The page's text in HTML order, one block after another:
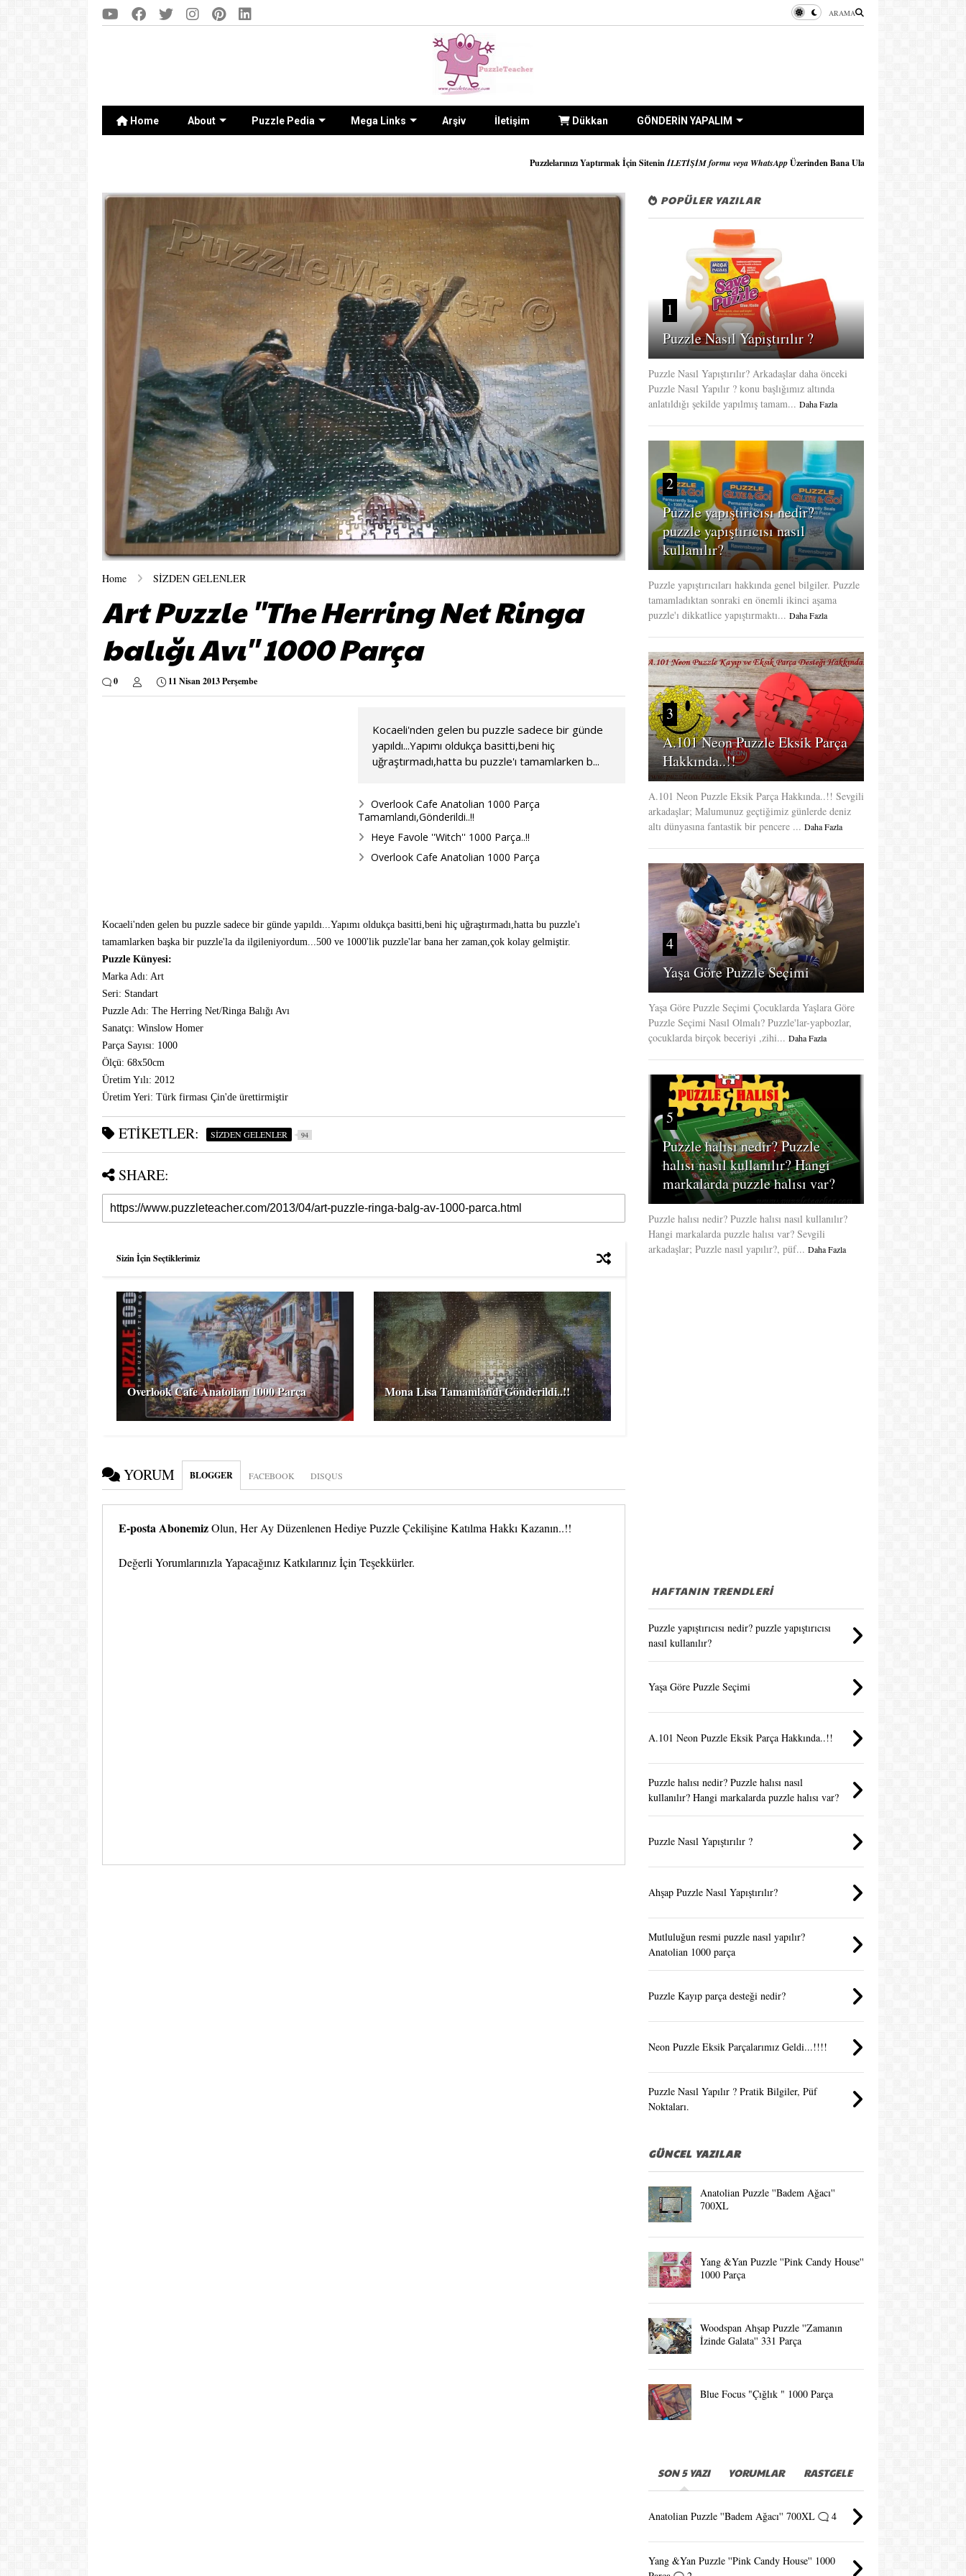
ARAMA
Home About Puzzle Pedia Mega Links Arşiv İletişim Dükkan GÖNDERİN YAPALIM
Puzzlelarınızı Yaptırmak İçin SiteninİLETİŞİM formu veya WhatsAppÜzerinden Bana Ulaşabilirsiniz..!!
Home SİZDEN GELENLER
Art Puzzle ''The Herring Net Ringa
balığı Avı'' 1000 Parça
0 11 Nisan 2013 Perşembe
Kocaeli'nden gelen bu puzzle sadece bir günde
yapıldı...Yapımı oldukça basitti,beni hiç
uğraştırmadı,hatta bu puzzle'ı tamamlarken b...
Overlook Cafe Anatolian 1000 Parça
Tamamlandı,Gönderildi..!!
Heye Favole ''Witch'' 1000 Parça..!!
Overlook Cafe Anatolian 1000 Parça
Kocaeli'nden gelen bu puzzle sadece bir günde yapıldı...Yapımı oldukça basitti,beni hiç uğraştırmadı,hatta bu puzzle'ı
tamamlarken başka bir puzzle'la da ilgileniyordum...500 ve 1000'lik puzzle'lar bana her zaman,çok kolay gelmiştir.
Puzzle Künyesi:
Marka Adı: Art
Seri: Standart
Puzzle Adı: The Herring Net/Ringa Balığı Avı
Sanatçı: Winslow Homer
Parça Sayısı: 1000
Ölçü: 68x50cm
Üretim Yılı: 2012
Üretim Yeri: Türk firması Çin'de ürettirmiştir
ETIKETLER: SİZDEN GELENLER 94
SHARE:
Sizin İçin Seçtiklerimiz
Overlook Cafe Anatolian 1000 Parça Mona Lisa Tamamlandı Gönderildi..!!
YORUM BLOGGER FACEBOOK DISQUS
E-posta AbonemizOlun, Her Ay Düzenlenen Hediye Puzzle Çekilişine Katılma Hakkı Kazanın..!!
Değerli Yorumlarınızla Yapacağınız Katkılarınız İçin Teşekkürler.
POPÜLER YAZILAR
1
Puzzle Nasıl Yapıştırılır ?
Puzzle Nasıl Yapıştırılır? Arkadaşlar daha önceki
Puzzle Nasıl Yapılır ? konu başlığımız altında
anlatıldığı şekilde yapılmış tamam... Daha Fazla
2
Puzzle yapıştırıcısı nedir?
puzzle yapıştırıcısı nasıl
kullanılır?
Puzzle yapıştırıcıları hakkında genel bilgiler. Puzzle
tamamladıktan sonraki en önemli ikinci aşama
puzzle'ı dikkatlice yapıştırmaktı... Daha Fazla
3
A.101 Neon Puzzle Eksik Parça
Hakkında..!!
A.101 Neon Puzzle Eksik Parça Hakkında..!! Sevgili
arkadaşlar; Malumunuz geçtiğimiz günlerde deniz
altı dünyasına fantastik bir pencere ... Daha Fazla
4
Yaşa Göre Puzzle Seçimi
Yaşa Göre Puzzle Seçimi Çocuklarda Yaşlara Göre
Puzzle Seçimi Nasıl Olmalı? Puzzle'lar-yapbozlar,
çocuklarda birçok beceriyi ,zihi... Daha Fazla
5
Puzzle halısı nedir? Puzzle
halısı nasıl kullanılır? Hangi
markalarda puzzle halısı var?
Puzzle halısı nedir? Puzzle halısı nasıl kullanılır?
Hangi markalarda puzzle halısı var? Sevgili
arkadaşlar; Puzzle nasıl yapılır?, püf... Daha Fazla
HAFTANIN TRENDLERİ
Puzzle yapıştırıcısı nedir? puzzle yapıştırıcısı
nasıl kullanılır?
Yaşa Göre Puzzle Seçimi
A.101 Neon Puzzle Eksik Parça Hakkında..!!
Puzzle halısı nedir? Puzzle halısı nasıl
kullanılır? Hangi markalarda puzzle halısı var?
Puzzle Nasıl Yapıştırılır ?
Ahşap Puzzle Nasıl Yapıştırılır?
Mutluluğun resmi puzzle nasıl yapılır?
Anatolian 1000 parça
Puzzle Kayıp parça desteği nedir?
Neon Puzzle Eksik Parçalarımız Geldi...!!!!
Puzzle Nasıl Yapılır ? Pratik Bilgiler, Püf
Noktaları.
GÜNCEL YAZILAR
Anatolian Puzzle ''Badem Ağacı''
700XL
Yang &Yan Puzzle ''Pink Candy House''
1000 Parça
Woodspan Ahşap Puzzle ''Zamanın
İzinde Galata'' 331 Parça
Blue Focus "Çığlık " 1000 Parça
SON 5 YAZI YORUMLAR RASTGELE
Anatolian Puzzle ''Badem Ağacı'' 700XL 4
Yang &Yan Puzzle ''Pink Candy House'' 1000